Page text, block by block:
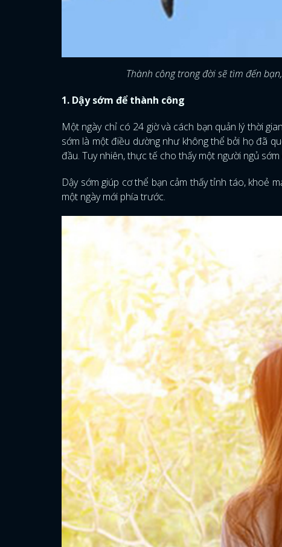
Thành công trong đời sẽ tìm đến
1. Dậy sớm để thành công
Một ngày chỉ có 24 giờ và cách bạn quản lý thời
sớm là một điều dường như không thể bởi họ đã
đầu. Tuy nhiên, thực tế cho thấy một người ngủ
Dậy sớm giúp cơ thể bạn cảm thấy tỉnh táo, khoẻ
một ngày mới phía trước.